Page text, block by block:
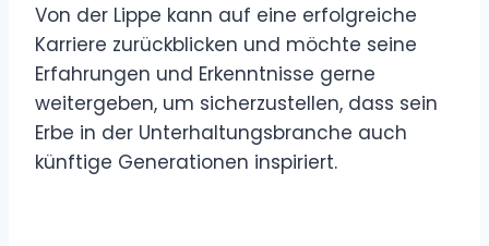
Von der Lippe kann auf eine erfolgreiche
Karriere zurückblicken und möchte seine
Erfahrungen und Erkenntnisse gerne
weitergeben, um sicherzustellen, dass sein
Erbe in der Unterhaltungsbranche auch
künftige Generationen inspiriert.